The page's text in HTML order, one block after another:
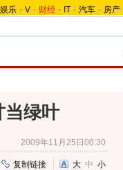
娱乐 - V - 财经 - IT - 汽车 - 房产
当绿叶
2009年11月25日00:30
复制链接 大 中 小